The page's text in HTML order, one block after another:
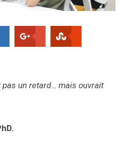
pas un retard… mais ouvrait